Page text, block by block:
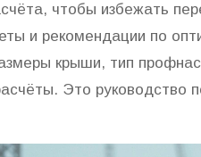
чтобы избежать
и рекомендации по
крыши, тип
Это руководство